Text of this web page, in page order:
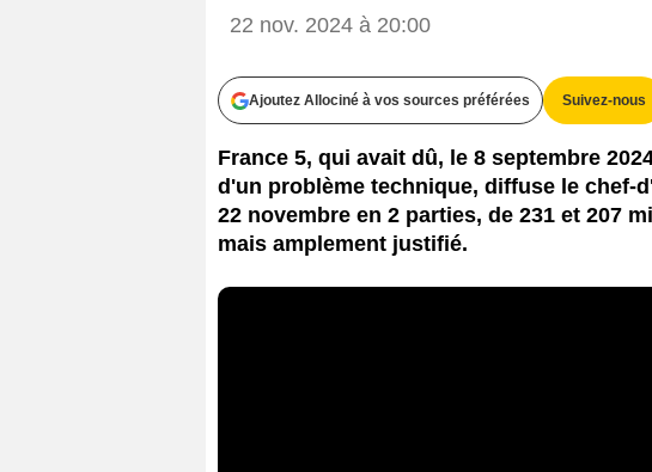
22 nov. 2024 à 20:00
Ajoutez Allociné à vos sources préférées Suivez-nous
France 5, qui avait dû, le 8 septembre
d'un problème technique, diffuse le chef-
22 novembre en 2 parties, de 231 et 207
mais amplement justifié.